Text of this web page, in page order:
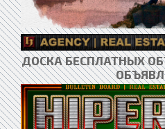
ДОСКА БЕСПЛАТНЫХ